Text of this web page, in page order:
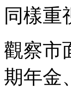
同樣重
觀察市
期年金